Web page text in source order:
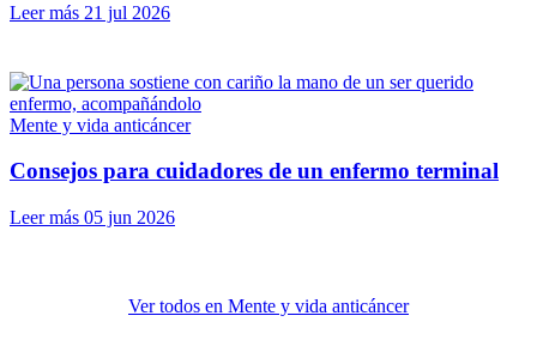
Leer más 21 jul 2026
Mente y vida anticáncer
Consejos para cuidadores de un enfermo terminal
Leer más 05 jun 2026
Ver todos en Mente y vida anticáncer